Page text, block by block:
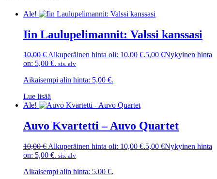
Ale!
Iin Laulupelimannit: Valssi kanssasi
10,00€Alkuperäinen hinta oli: 10,00 €.5,00 €Nykyinen hinta
on: 5,00 €. sis. alv
Aikaisempi alin hinta: 5,00 €.
Lue lisää
Ale!
Auvo Kvartetti – Auvo Quartet
10,00€ Alkuperäinen hinta oli: 10,00 €.5,00 €Nykyinen hinta
on: 5,00 €. sis. alv
Aikaisempi alin hinta: 5,00 €.